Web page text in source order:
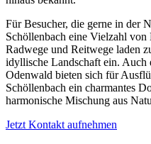
Für Besucher, die gerne in der
Schöllenbach eine Vielzahl
Radwege und Reitwege laden
idyllische Landschaft ein. Auch
Odenwald bieten sich für
Schöllenbach ein charmantes
harmonische Mischung aus
Jetzt Kontakt aufnehmen